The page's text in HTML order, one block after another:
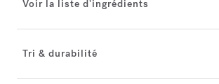
Voir la liste d'ingrédients
Tri & durabilité